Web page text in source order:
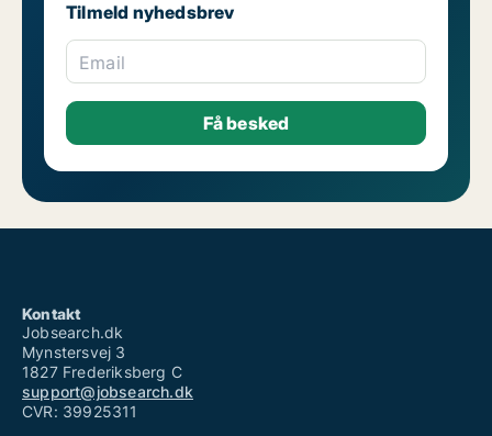
Tilmeld nyhedsbrev
Email
Kontakt
Jobsearch.dk
Mynstersvej 3
1827 Frederiksberg C
support@jobsearch.dk
CVR: 39925311